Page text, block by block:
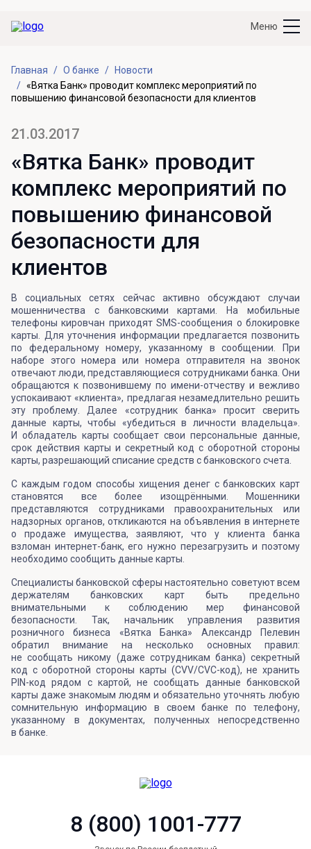
Меню
Главная О банке
Новости
«Вятка Банк» проводит комплекс мероприятий по
повышению финансовой безопасности для клиентов
21.03.2017
«Вятка Банк» проводит
комплекс мероприятий по
повышению финансовой
безопасности для
клиентов
В социальных сетях сейчас активно обсуждают случаи
мошенничества с банковскими картами. На мобильные
телефоны кировчан приходят SMS-сообщения о блокировке
карты. Для уточнения информации предлагается позвонить
по федеральному номеру, указанному в сообщении. При
наборе этого номера или номера отправителя на звонок
отвечают люди, представляющиеся сотрудниками банка. Они
обращаются к позвонившему по имени-отчеству и вежливо
успокаивают «клиента», предлагая незамедлительно решить
эту проблему. Далее «сотрудник банка» просит сверить
данные карты, чтобы «убедиться в личности владельца».
И обладатель карты сообщает свои персональные данные,
срок действия карты и секретный код с оборотной стороны
карты, разрешающий списание средств с банковского счета.
С каждым годом способы хищения денег с банковских карт
становятся все более изощрёнными. Мошенники
представляются сотрудниками правоохранительных или
надзорных органов, откликаются на объявления в интернете
о продаже имущества, заявляют, что у клиента банка
взломан интернет-банк, его нужно перезагрузить и поэтому
необходимо сообщить данные карты.
Специалисты банковской сферы настоятельно советуют всем
держателям банковских карт быть предельно
внимательными к соблюдению мер финансовой
безопасности. Так, начальник управления развития
розничного бизнеса «Вятка Банка» Александр Пелевин
обратил внимание на несколько основных правил:
не сообщать никому (даже сотрудникам банка) секретный
код с оборотной стороны карты (CVV/CVC-код), не хранить
PIN-код рядом с картой, не сообщать данные банковской
карты даже знакомым людям и обязательно уточнять любую
сомнительную информацию в своем банке по телефону,
указанному в документах, полученных непосредственно
в банке.
8 (800) 1001-777